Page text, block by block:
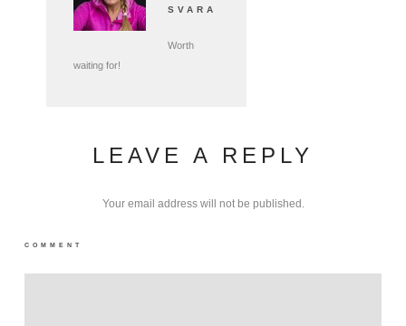
SVARA
Worth
waiting for!
LEAVE A REPLY
Your email address will not be published.
COMMENT